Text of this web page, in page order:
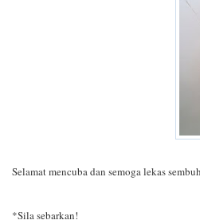
Selamat mencuba dan semoga lekas
*Sila sebarkan!